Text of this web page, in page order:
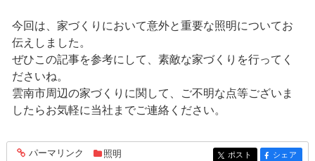
今回は、家づくりにおいて意外と重要な照明についてお
伝えしました。
ぜひこの記事を参考にして、素敵な家づくりを行ってく
ださいね。
雲南市周辺の家づくりに関して、ご不明な点等ございま
したらお気軽に当社までご連絡ください。
entry972
パーマリンク 照明 entry972
ポスト entry972
シェア